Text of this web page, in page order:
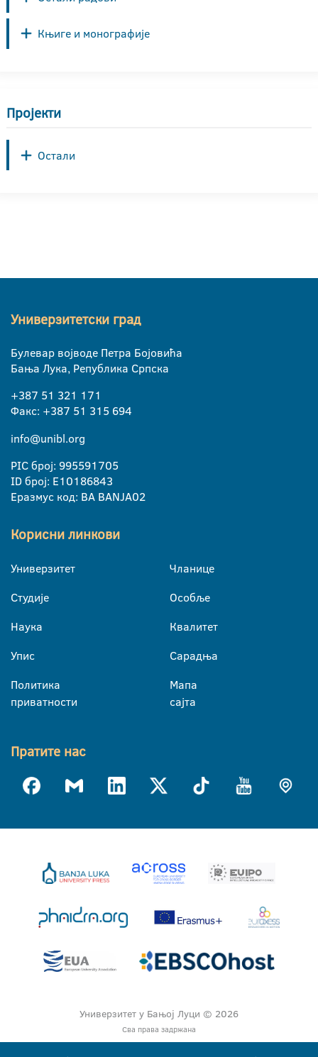
Књиге и монографије
Пројекти
Остали
Универзитетски град
Булевар војводе Петра Бојовића
Бања Лука, Република Српска
+387 51 321 171
Факс: +387 51 315 694
info@unibl.org
PIC број: 995591705
ID број: E10186843
Еразмус код: BA BANJA02
Корисни линкови
Универзитет
Студије
Наука
Упис
Политика
приватности
Чланице
Особље
Квалитет
Сарадња
Мапа
сајта
Пратите нас
Универзитет у Бањој Луци © 2026
Сва права задржана